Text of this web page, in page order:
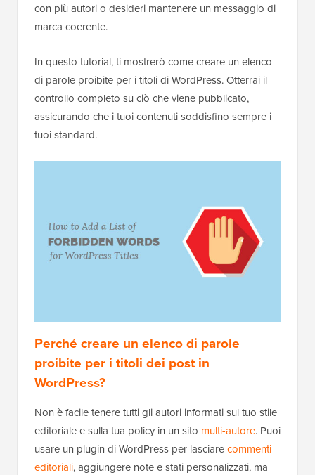
con più autori o desideri mantenere un messaggio di
marca coerente.
In questo tutorial, ti mostrerò come creare un elenco
di parole proibite per i titoli di WordPress. Otterrai il
controllo completo su ciò che viene pubblicato,
assicurando che i tuoi contenuti soddisfino sempre i
tuoi standard.
Perché creare un elenco di parole
proibite per i titoli dei post in
WordPress?
Non è facile tenere tutti gli autori informati sul tuo stile
editoriale e sulla tua policy in un sito multi-autore. Puoi
usare un plugin di WordPress per lasciarecommenti
editoriali, aggiungere note e stati personalizzati, ma